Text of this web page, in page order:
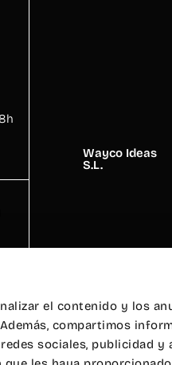
el contenido y los
compartimos
sociales, publicidad y
Wayco Ideas
S.L.